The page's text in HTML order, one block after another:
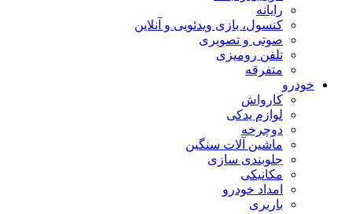
رایانه
کنسول، بازی‌ ویدئویی و آنلاین
صوتی و تصویری
تلفن رومیزی
متفرقه
خودرو
کارواش
لوازم یدکی
دوچرخه
ماشین آلات سنگین
جلوبندی سازی
مکانیکی
امداد خودرو
باربری